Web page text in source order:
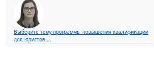
Выберите тему программы повышения квалификации
для юристов ...